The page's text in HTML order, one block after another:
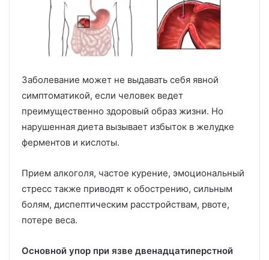
Заболевание может не выдавать себя явной
симптоматикой, если человек ведет
преимущественно здоровый образ жизни. Но
нарушенная диета вызывает избыток в желудке
ферментов и кислоты.
Прием алкоголя, частое курение, эмоциональный
стресс также приводят к обострению, сильным
болям, диспептическим расстройствам, рвоте,
потере веса.
Основной упор при язве двенадцатиперстной